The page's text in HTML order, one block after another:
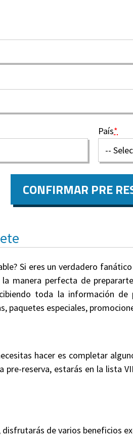
País*
CONFIRMAR PRE
Si eres un verdadero
manera perfecta de
toda la información
paquetes especiales,
hacer es completar
pre-reserva, estarás en la lista
de varios beneficios